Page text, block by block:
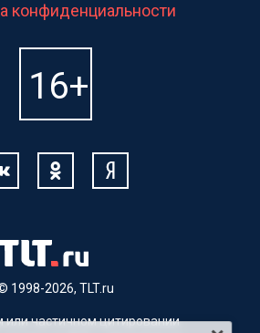
1998-2026, TLT.ru
конфиденциальности
или частичном цитировании